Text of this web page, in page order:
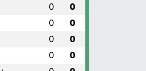
0 0
0 0
0 0
0 0